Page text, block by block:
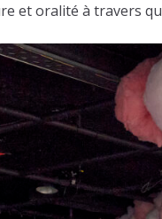
et oralité à travers